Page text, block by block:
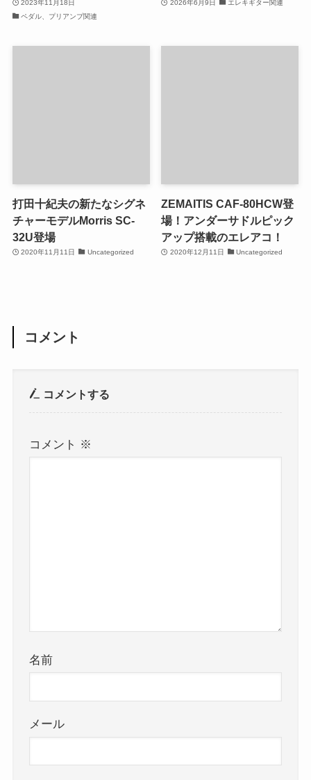
2023年11月18日
ペダル、プリアンプ関連
2026年6月9日 エレキギター関連
打田十紀夫の新たなシグネ
チャーモデルMorris SC-
32U登場
2020年11月11日 Uncategorized
ZEMAITIS CAF-80HCW登
場！アンダーサドルピック
アップ搭載のエレアコ！
2020年12月11日 Uncategorized
コメント
コメントする
コメント ※
名前
メール